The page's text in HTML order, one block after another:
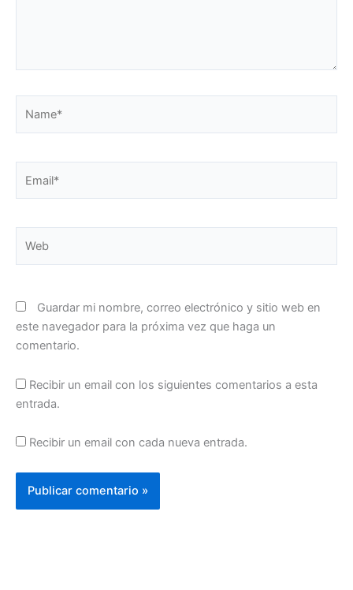
Guardar mi nombre, correo electrónico y sitio web en
este navegador para la próxima vez que haga un
comentario.
Recibir un email con los siguientes comentarios a esta
entrada.
Recibir un email con cada nueva entrada.